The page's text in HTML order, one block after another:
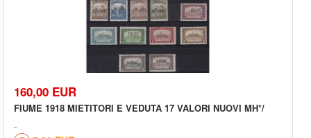
160,00 EUR
FIUME 1918 MIETITORI E VEDUTA 17 VALORI NUOVI MH*/